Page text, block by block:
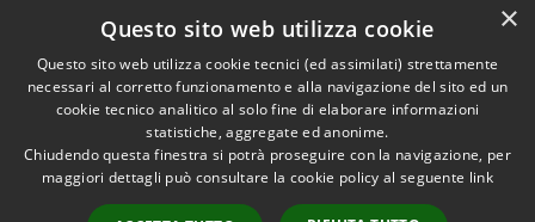
Dichiarazione di accessibilità
RSS
Accessibilità
Copyright © 2026 • Comune di
Corropoli • Powered by
×
Questo sito web utilizza cookie
Questo sito web utilizza cookie tecnici (ed assimilati) strettamente
necessari al corretto funzionamento e alla navigazione del sito ed un
cookie tecnico analitico al solo fine di elaborare informazioni
statistiche, aggregate ed anonime.
Chiudendo questa finestra si potrà proseguire con la navigazione, per
maggiori dettagli può consultare la cookie policy al seguente link